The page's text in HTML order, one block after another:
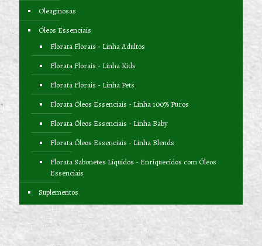
Oleaginosas
Óleos Essenciais
Florata Florais - Linha Adultos
Florata Florais - Linha Kids
Florata Florais - Linha Pets
Florata Óleos Essenciais - Linha 100% Puros
Florata Óleos Essenciais - Linha Baby
Florata Óleos Essenciais - Linha Blends
Florata Sabonetes Líquidos - Enriquecidos com Óleos
Essenciais
Suplementos